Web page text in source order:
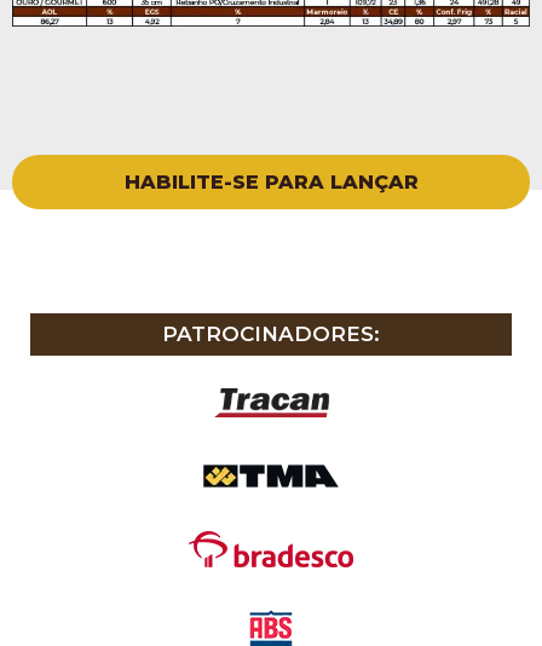
HABILITE-SE PARA LANÇAR
PATROCINADORES: